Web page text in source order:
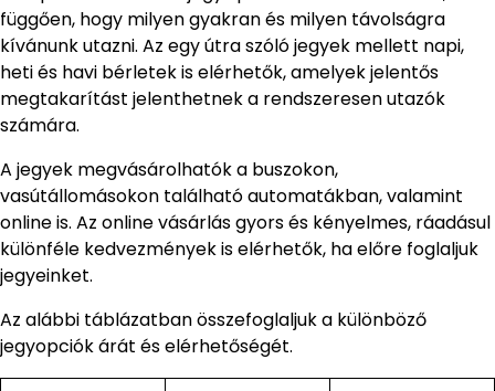
függően, hogy milyen gyakran és milyen távolságra
kívánunk utazni. Az egy útra szóló jegyek mellett napi,
heti és havi bérletek is elérhetők, amelyek jelentős
megtakarítást jelenthetnek a rendszeresen utazók
számára.
A jegyek megvásárolhatók a buszokon,
vasútállomásokon található automatákban, valamint
online is. Az online vásárlás gyors és kényelmes, ráadásul
különféle kedvezmények is elérhetők, ha előre foglaljuk
jegyeinket.
Az alábbi táblázatban összefoglaljuk a különböző
jegyopciók árát és elérhetőségét.